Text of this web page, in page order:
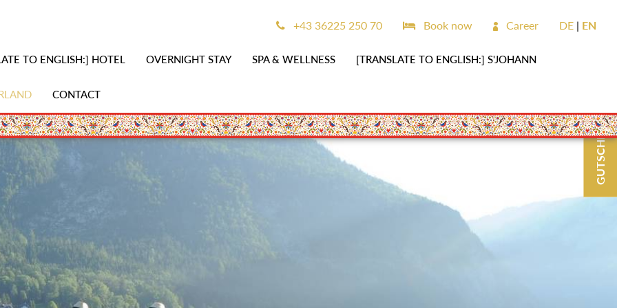
TO ENGLISH:] HOTEL OVERNIGHT STAY SPA & WELLNESS [TRANSLATE TO ENGLISH:] S'JOHANN
CONTACT
+43 36225 250 70 Book now Career DE EN
GUTSCHEINE